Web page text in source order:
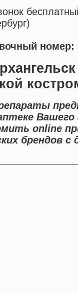
номер:
online
брендов с